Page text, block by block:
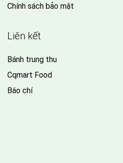
Chính sách bảo mật
Liên kết
Bánh trung thu
Cqmart Food
Báo chí